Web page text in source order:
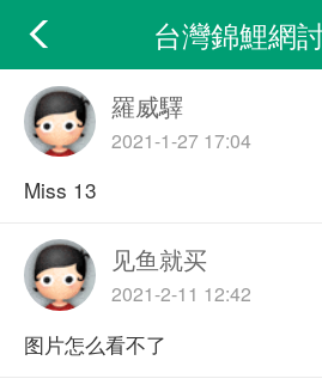
台灣錦鯉網
羅威驛
2021-1-27 17:04
Miss 13
见鱼就买
2021-2-11 12:42
图片怎么看不了